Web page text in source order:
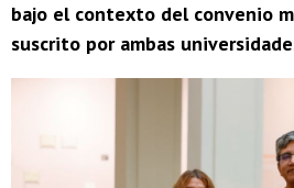
bajo el contexto del convenio
suscrito por ambas